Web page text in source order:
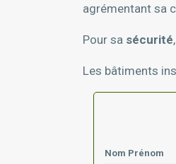
agrémentant sa
Pour sa sécurité
Les bâtiments
Nom Prénom